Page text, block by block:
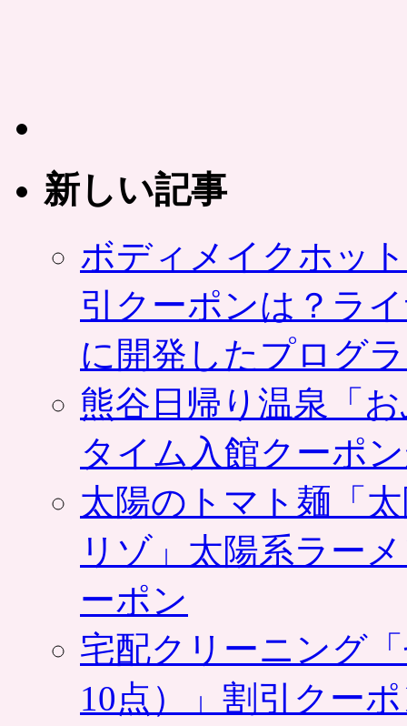
新しい記事
ボディメイクホッ
引クーポンは？ラ
に開発したプログ
熊谷日帰り温泉「
タイム入館クーポ
太陽のトマト麺「
リゾ」太陽系ラー
ーポン
宅配クリーニング
10点）」割引クー